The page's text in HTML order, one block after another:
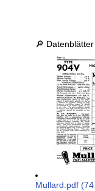
🔎
Mullard.pdf (74